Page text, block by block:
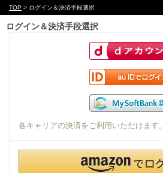
TOP > ログイン＆決済手段選択
ログイン＆決済手段選択
各キャリアの決済をご利用いただけます。